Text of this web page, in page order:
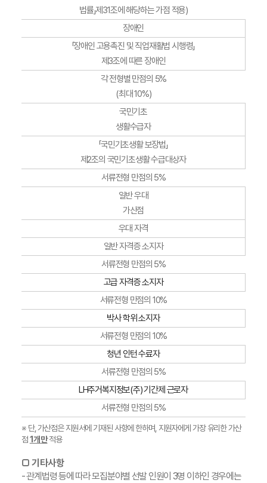
법률」제31조에 해당하는 가점 적용)
장애인
「장애인 고용촉진 및 직업재활법 시행령」
제3조에 따른 장애인
각 전형별 만점의 5%
(최대 10%)
국민기초
생활수급자
「국민기초생활 보장법」
제2조의 국민기초생활 수급대상자
서류전형 만점의 5%
일반 우대
가산점
우대 자격
일반 자격증 소지자
서류전형 만점의 5%
고급 자격증 소지자
서류전형 만점의 10%
박사 학위 소지자
서류전형 만점의 10%
청년 인턴 수료자
서류전형 만점의 5%
LH주거복지정보(주) 기간제 근로자
서류전형 만점의 5%
※ 단, 가산점은 지원서에 기재된 사항에 한하며, 지원자에게 가장 유리한 가산
점1개만적용
□ 기타사항
- 관계법령 등에 따라 모집분야별 선발 인원이 3명 이하인 경우에는